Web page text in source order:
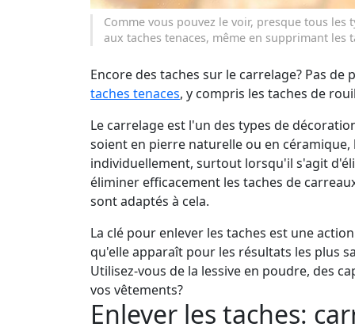
Comme vous pouvez le voir, presque tous
aux taches tenaces, même en supprimant les
Encore des taches sur le carrelage? Pas
taches tenaces, y compris les taches de
Le carrelage est l'un des types de
soient en pierre naturelle ou en
individuellement, surtout lorsqu'il s'agit
éliminer efficacement les taches de
sont adaptés à cela.
La clé pour enlever les taches est une
qu'elle apparaît pour les résultats les plus
Utilisez-vous de la lessive en poudre, des
vos vêtements?
Enlever les taches: